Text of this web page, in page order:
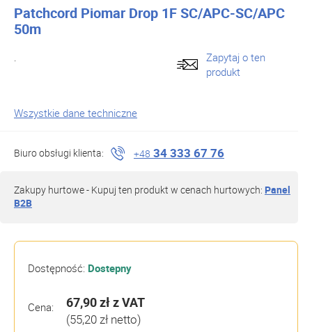
Patchcord Piomar Drop 1F SC/APC-SC/APC
50m
.
Zapytaj o ten
produkt
Wszystkie dane techniczne
Biuro obsługi klienta: +48 34 333 67 76
Zakupy hurtowe - Kupuj ten produkt w cenach hurtowych: Panel
B2B
Dostępność: Dostepny
Cena: 67,90 złz VAT
(55,20 zł netto)